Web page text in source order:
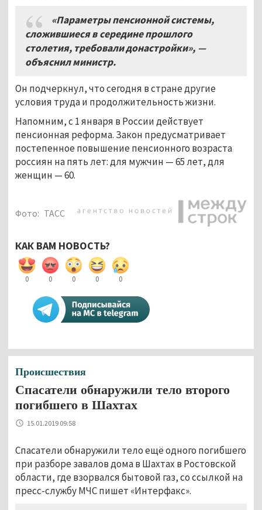
«Параметры пенсионной системы,
сложившиеся в середине прошлого
столетия, требовали донастройки», —
объяснил министр.
Он подчеркнул, что сегодня в стране другие
условия труда и продолжительность жизни.
Напомним, с 1 января в России действует
пенсионная реформа. Закон предусматривает
постепенное повышение пенсионного возраста
россиян на пять лет: для мужчин — 65 лет, для
женщин — 60.
Фото: ТАСС
КАК ВАМ НОВОСТЬ?
0 0 0 0 0
Происшествия
Спасатели обнаружили тело второго
погибшего в Шахтах
15.01.2019 09:58
Спасатели обнаружили тело ещё одного погибшего
при разборе завалов дома в Шахтах в Ростовской
области, где взорвался бытовой газ, со ссылкой на
пресс-службу МЧС пишет «Интерфакс».